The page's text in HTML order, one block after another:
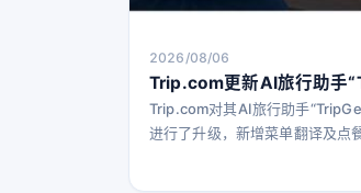
2026/08/06
Trip.com更新AI旅行助手
Trip.com对其AI旅行助手
进行了升级，新增菜单翻译及点